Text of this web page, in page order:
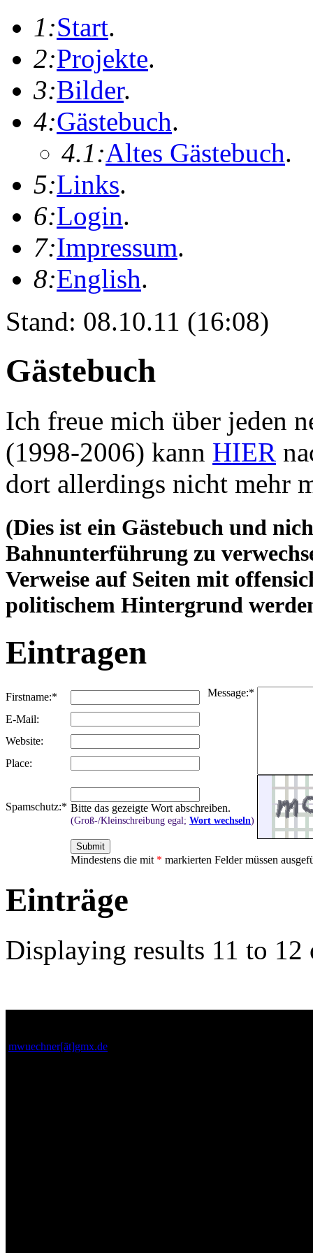
1:Start.
2:Projekte.
3:Bilder.
4:Gästebuch.
4.1:Altes Gästebuch.
5:Links.
6:Login.
7:Impressum.
8:English.
Stand: 08.10.11 (16:08)
Gästebuch
Ich freue mich über jeden
(1998-2006) kann HIER
dort allerdings nicht mehr
(Dies ist ein Gästebuch und
Bahnunterführung zu
Verweise auf Seiten mit
politischem Hintergrund
Eintragen
Firstname:* Message:*
E-Mail:
Website:
Place:
Spamschutz:* Bitte das gezeigte Wort abschreiben.
(Groß-/Kleinschreibung egal; Wort wechseln)
Mindestens die mit * markierten Felder müssen
Einträge
Displaying results 11 to 12
mwuechner[ät]gmx.de